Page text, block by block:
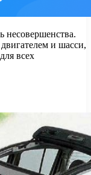
несовершенства.
и шасси,
всех